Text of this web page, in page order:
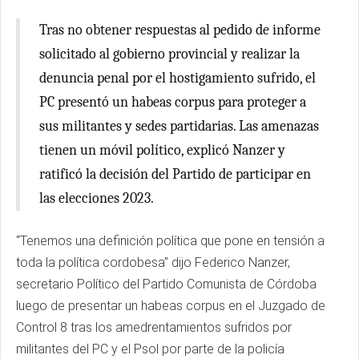
Tras no obtener respuestas al pedido de informe
solicitado al gobierno provincial y realizar la
denuncia penal por el hostigamiento sufrido, el
PC presentó un habeas corpus para proteger a
sus militantes y sedes partidarias. Las amenazas
tienen un móvil político, explicó Nanzer y
ratificó la decisión del Partido de participar en
las elecciones 2023.
“Tenemos una definición política que pone en tensión a
toda la política cordobesa” dijo Federico Nanzer,
secretario Político del Partido Comunista de Córdoba
luego de presentar un habeas corpus en el Juzgado de
Control 8 tras los amedrentamientos sufridos por
militantes del PC y el Psol por parte de la policía